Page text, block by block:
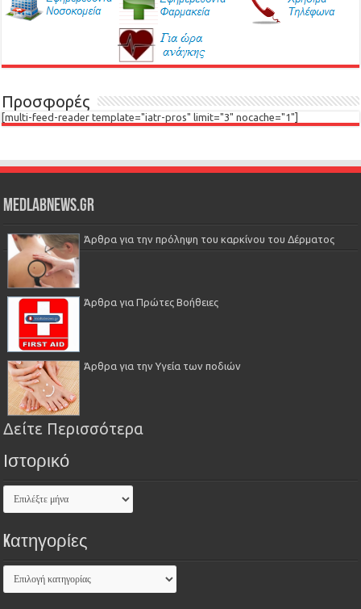
Προσφορές
[multi-feed-reader template="iatr-pros" limit="3" nocache="1"]
Medlabnews.gr
Άρθρα για την πρόληψη του καρκίνου του Δέρματος
Άρθρα για Πρώτες Βοήθειες
Άρθρα για την Υγεία των ποδιών
Δείτε Περισσότερα
Ιστορικό
Kατηγορίες